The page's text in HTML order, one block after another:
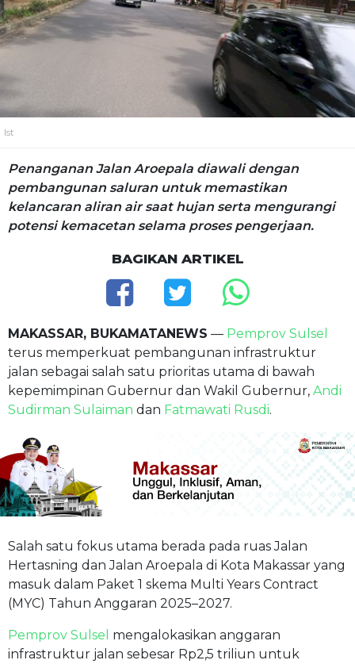
Ist
Penanganan Jalan Aroepala diawali dengan
pembangunan saluran untuk memastikan
kelancaran aliran air saat hujan serta mengurangi
potensi kemacetan selama proses pengerjaan.
BAGIKAN ARTIKEL
MAKASSAR, BUKAMATANEWS — Pemprov Sulsel
terus memperkuat pembangunan infrastruktur
jalan sebagai salah satu prioritas utama di bawah
kepemimpinan Gubernur dan Wakil Gubernur, Andi
Sudirman Sulaiman dan Fatmawati Rusdi.
Salah satu fokus utama berada pada ruas Jalan
Hertasning dan Jalan Aroepala di Kota Makassar yang
masuk dalam Paket 1 skema Multi Years Contract
(MYC) Tahun Anggaran 2025–2027.
Pemprov Sulsel mengalokasikan anggaran
infrastruktur jalan sebesar Rp2,5 triliun untuk